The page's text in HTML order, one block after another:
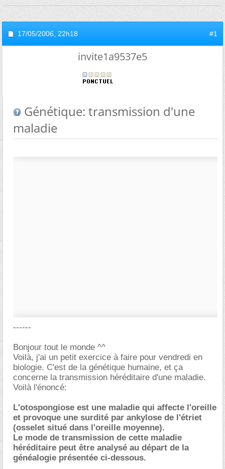
17/05/2006, 22h18 #1
invite1a9537e5
Génétique: transmission d'une
maladie
------
Bonjour tout le monde ^^
Voilà, j'ai un petit exercice à faire pour vendredi en
biologie. C'est de la génétique humaine, et ça
concerne la transmission héréditaire d'une maladie.
Voilà l'énoncé:
L'otospongiose est une maladie qui affecte l'oreille
et provoque une surdité par ankylose de l'étriet
(osselet situé dans l'oreille moyenne).
Le mode de transmission de cette maladie
héréditaire peut être analysé au départ de la
généalogie présentée ci-dessous.